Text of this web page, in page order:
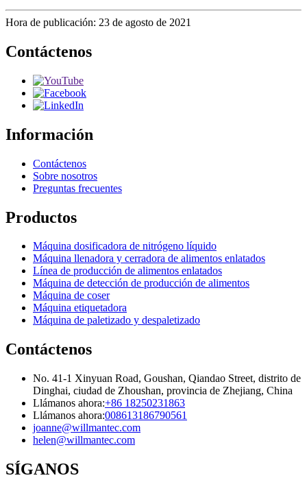
Hora de publicación: 23 de agosto de 2021
Contáctenos
Información
Contáctenos
Sobre nosotros
Preguntas frecuentes
Productos
Máquina dosificadora de nitrógeno líquido
Máquina llenadora y cerradora de alimentos enlatados
Línea de producción de alimentos enlatados
Máquina de detección de producción de alimentos
Máquina de coser
Máquina etiquetadora
Máquina de paletizado y despaletizado
Contáctenos
No. 41-1 Xinyuan Road, Goushan, Qiandao Street, distrito de
Dinghai, ciudad de Zhoushan, provincia de Zhejiang, China
Llámanos ahora:+86 18250231863
Llámanos ahora:008613186790561
joanne@willmantec.com
helen@willmantec.com
SÍGANOS